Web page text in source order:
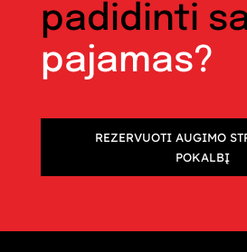
padidinti
pajamas?
REZERVUOTI AUGIMO
POKALBĮ